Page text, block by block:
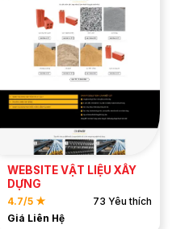
ĐẶT MẪU
XEM DEMO
WEBSITE VẬT LIỆU XÂY
DỰNG
4.7/5 ★
73 Yêu thích
Giá Liên Hệ